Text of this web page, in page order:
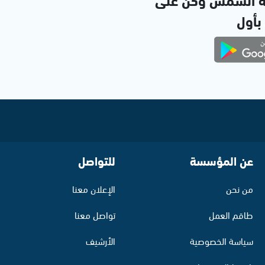
بأول
عن المؤسسة
من نحن
طاقم العمل
سياسة الخصوصية
للتواصل
الإعلان معنا
تواصل معنا
الأرشيف